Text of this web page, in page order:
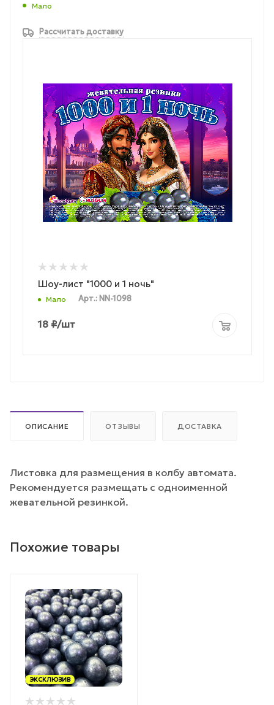
Мало
Рассчитать доставку
Шоу-лист "1000 и 1 ночь"
Мало Арт.: NN-1098
18 ₽/шт
ОПИСАНИЕ ОТЗЫВЫ ДОСТАВКА
Листовка для размещения в колбу автомата.
Рекомендуется размещать с одноименной
жевательной резинкой.
Похожие товары
ЭКСКЛЮЗИВ